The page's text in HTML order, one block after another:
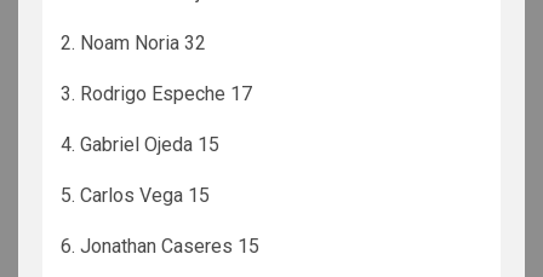
2. Noam Noria 32
3. Rodrigo Espeche 17
4. Gabriel Ojeda 15
5. Carlos Vega 15
6. Jonathan Caseres 15